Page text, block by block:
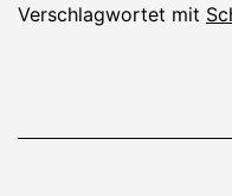
Verschlagwortet mit